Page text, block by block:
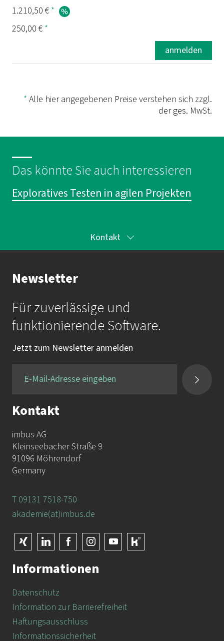
1.210,50 € *
250,00 € *
anmelden
* Alle hier angegebenen Preise verstehen sich zzgl.
der ges. MwSt.
Das könnte Sie auch interessieren
Exploratives Testen in agilen Projekten
Kontakt
Ihr Kontakt zur Akademie
Frau Katrin Krauß
Mail: akademie@imbus.de
Tel.:
+49 9131 / 7518-750
Newsletter
Für zuverlässige und
funktionierende Software.
Jetzt zum Newsletter anmelden
Kontakt
imbus AG
Kleinseebacher Straße 9
91096 Möhrendorf
Germany
T 09131 7518-750
akademie(at)imbus.de
Informationen
Datenschutz
Information zur Barrierefreiheit
Haftungsausschluss
Informationssicherheit